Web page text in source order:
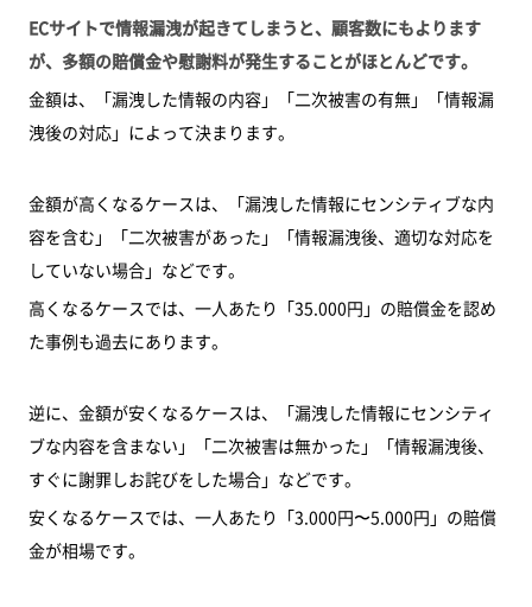
ECサイトで情報漏洩が起きてしまうと、顧客数にもよります
が、多額の賠償金や慰謝料が発生することがほとんどです。
金額は、「漏洩した情報の内容」「二次被害の有無」「情報漏
洩後の対応」によって決まります。
金額が高くなるケースは、「漏洩した情報にセンシティブな内
容を含む」「二次被害があった」「情報漏洩後、適切な対応を
していない場合」などです。
高くなるケースでは、一人あたり「35.000円」の賠償金を認め
た事例も過去にあります。
逆に、金額が安くなるケースは、「漏洩した情報にセンシティ
ブな内容を含まない」「二次被害は無かった」「情報漏洩後、
すぐに謝罪しお詫びをした場合」などです。
安くなるケースでは、一人あたり「3.000円〜5.000円」の賠償
金が相場です。